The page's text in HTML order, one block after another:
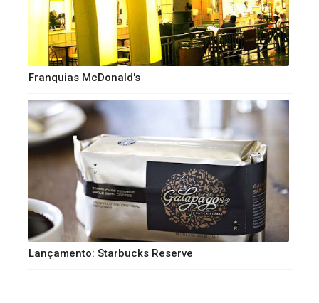
Franquias McDonald's
Lançamento: Starbucks Reserve